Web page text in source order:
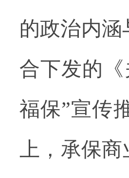
的政治内
合下发的
福保”宣传
上，承保